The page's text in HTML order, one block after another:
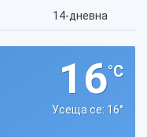
14-дневна
16°C
Усеща се: 16°